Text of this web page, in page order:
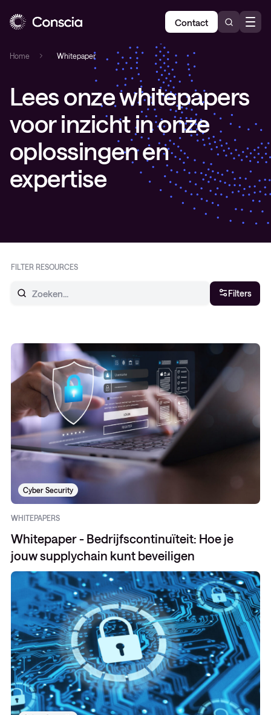
Contact
Home Whitepaper
Lees onze whitepapers
voor inzicht in onze
oplossingen en
expertise
FILTER RESOURCES
Filters
Cyber Security
WHITEPAPERS
Whitepaper - Bedrijfscontinuïteit: Hoe je
jouw supplychain kunt beveiligen